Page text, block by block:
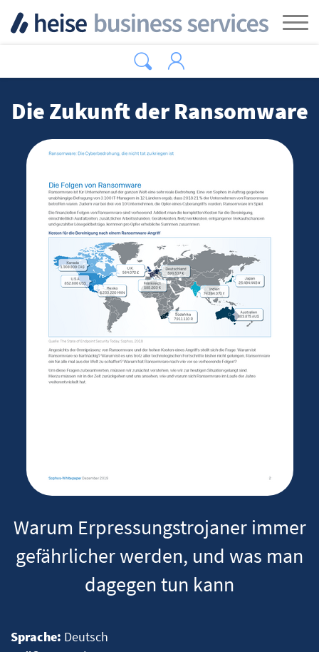
Die Zukunft der Ransomware
Warum Erpressungstrojaner immer
gefährlicher werden, und was man
dagegen tun kann
Sprache: Deutsch